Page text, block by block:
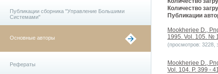
Публикации сборника "Управление Большими
Системами"
Основные авторы
Рефераты
Количество
Публикации
Mookherjee D.,
1995. Vol. 105. №
(просмотров: 3228,
Mookherjee D.,
Vol. 104. P. 399 -